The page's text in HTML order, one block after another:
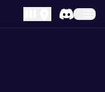
MapLibre